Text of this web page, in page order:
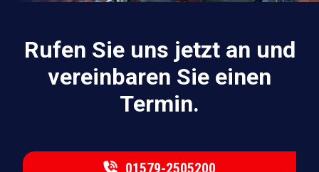
Rufen Sie uns jetzt an und
vereinbaren Sie einen
Termin.
01579-2505200